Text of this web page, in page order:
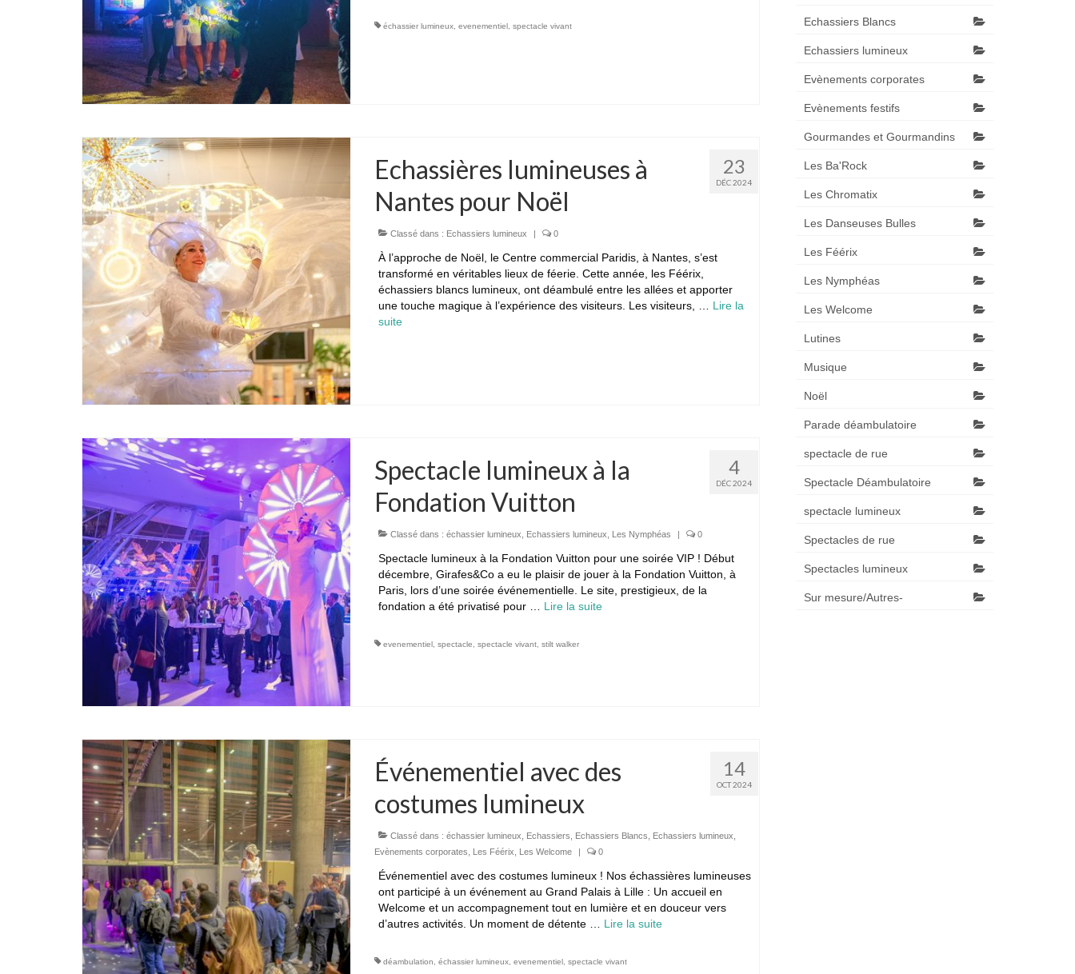
échassier lumineux, evenementiel, spectacle vivant
23
DÉC 2024
Echassières lumineuses à
Nantes pour Noël
Classé dans : Echassiers lumineux | 0
À l’approche de Noël, le Centre commercial Paridis, à Nantes, s’est
transformé en véritables lieux de féerie. Cette année, les Féérix,
échassiers blancs lumineux, ont déambulé entre les allées et apporter
une touche magique à l’expérience des visiteurs. Les visiteurs, … Lire la
suite­­
4
DÉC 2024
Spectacle lumineux à la
Fondation Vuitton
Classé dans : échassier lumineux Echassiers lumineux Les Nymphéas 0
Spectacle lumineux à la Fondation Vuitton pour une soirée VIP ! Début
décembre, Girafes&Co a eu le plaisir de jouer à la Fondation Vuitton, à
Paris, lors d’une soirée événementielle. Le site, prestigieux, de la
fondation a été privatisé pour … Lire la suite­­
evenementiel, spectacle, spectacle vivant, stilt walker
14
OCT 2024
Événementiel avec des
costumes lumineux
Classé dans : échassier lumineux Echassiers Echassiers Blancs Echassiers lumineux
Evènements corporates
Les Féérix Les Welcome | 0
Événementiel avec des costumes lumineux ! Nos échassières lumineuses
ont participé à un événement au Grand Palais à Lille : Un accueil en
Welcome et un accompagnement tout en lumière et en douceur vers
d’autres activités. Un moment de détente … Lire la suite­­
déambulation échassier lumineux, evenementiel, spectacle vivant
Echassiers Blancs
Echassiers lumineux
Evènements corporates
Evènements festifs
Gourmandes et Gourmandins
Les Ba'Rock
Les Chromatix
Les Danseuses Bulles
Les Féérix
Les Nymphéas
Les Welcome
Lutines
Musique
Noël
Parade déambulatoire
spectacle de rue
Spectacle Déambulatoire
spectacle lumineux
Spectacles de rue
Spectacles lumineux
Sur mesure/Autres-